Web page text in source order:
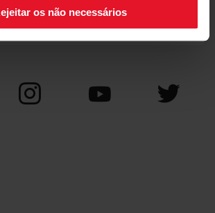
os não necessários
Contáctanos